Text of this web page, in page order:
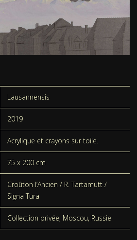
Lausannensis
2019
Acrylique et crayons sur toile.
75 x 200 cm
Croûton l’Ancien / R. Tartamutt /
Signa Tura
Collection privée, Moscou, Russie